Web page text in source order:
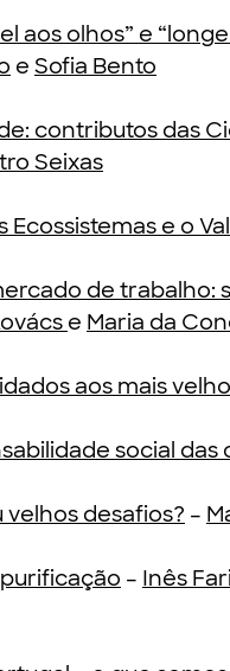
aos olhos” e
e Sofia Bento
contributos das
Seixas
Ecossistemas e o
de
e Maria da
aos mais
social das
velhos desafios? –
– Inês